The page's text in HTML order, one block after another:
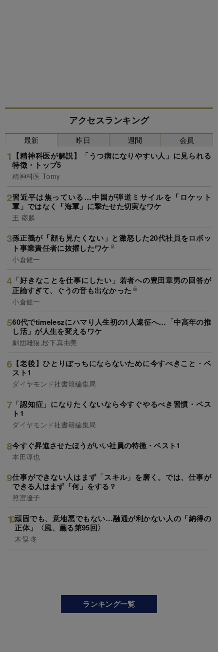
アクセスランキング
最新
【精神科医が解説】「うつ病になりやすい人」に見られる
特徴・トップ5
精神科医 Tomy
習近平は焦っている…中国が弾道ミサイルを「ロケット
軍」ではなく「海軍」に撃たせた切実なワケ
王 彦麟
孫正義が「顔も見たくない」と激怒した20代社員をロボッ
ト事業責任者に抜擢したワケ
小倉健一
「好きなことを仕事にしたい」若者への豊田章男の回答が
正論すぎて、ぐうの音も出なかった
小倉健一
60代でtimeleszにハマり人生初の1人遠征へ…「中高年の推
し活」が人生を変えるワケ
劇団雌猫,松下真由美
【老後】ひとりぼっちにならないために今すべきこと・ベ
スト1
ダイヤモンド社書籍編集局
「認知症」になりたくないなら今すぐやるべき習慣・ベス
ト1
ダイヤモンド社書籍編集局
今すぐ昇進させたほうがいい社員の特徴・ベスト1
本田淳也
仕事ができない人はまず「スキル」を磨く。では、仕事が
できる人はまず「何」をする？
照宮遼子
頑固でも、意地悪でもない…融通が利かない人の「納得の
正体」〈風、薫る第95回〉
木俣 冬
昨日 週間 会員
ランキング一覧